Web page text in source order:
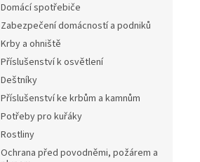
Domácí spotřebiče
Zabezpečení domácností a podniků
Krby a ohniště
Příslušenství k osvětlení
Deštníky
Příslušenství ke krbům a kamnům
Potřeby pro kuřáky
Rostliny
Ochrana před povodněmi, požárem a